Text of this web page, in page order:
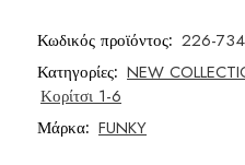
Κωδικός προϊόντος: 226-
Κατηγορίες: NEW
Κορίτσι 1-6
Μάρκα: FUNKY